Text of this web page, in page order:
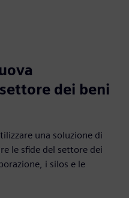
dei beni
una soluzione di
le sfide del settore dei
i silos e le